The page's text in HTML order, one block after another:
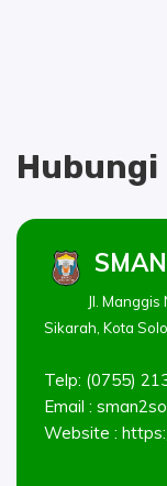
Hubungi
Jl. Manggis
Sikarah, Kota
Telp: (0755)
Email :
Website :